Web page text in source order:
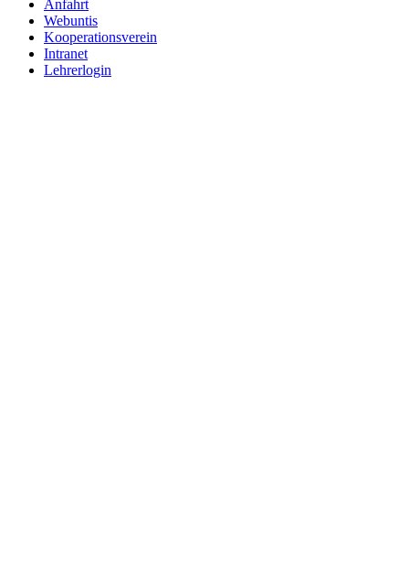
Anfahrt
Webuntis
Kooperationsverein
Intranet
Lehrerlogin